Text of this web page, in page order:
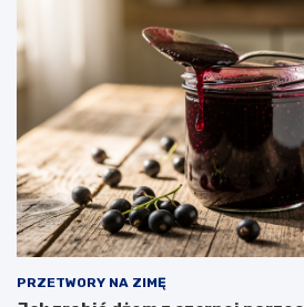
PRZETWORY NA ZIMĘ